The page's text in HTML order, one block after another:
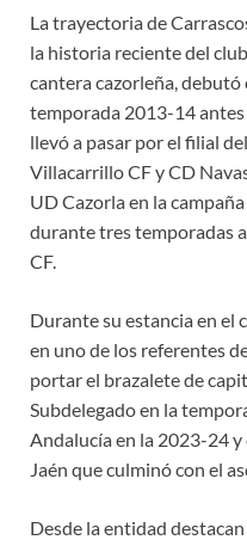
La trayectoria de
la historia reciente del
cantera cazorleña,
temporada 2013-14
llevó a pasar por el filial
Villacarrillo CF y CD
UD Cazorla en la
durante tres temporadas
CF.
Durante su estancia en el
en uno de los referentes
portar el brazalete de
Subdelegado en la
Andalucía en la 2023-24
Jaén que culminó con el
Desde la entidad